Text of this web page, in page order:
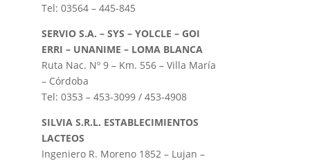
Tel: 03564 – 445-845
SERVIO S.A. – SYS – YOLCLE – GOI
ERRI – UNANIME – LOMA BLANCA
Ruta Nac. Nº 9 – Km. 556 – Villa María
– Córdoba
Tel: 0353 – 453-3099 / 453-4908
SILVIA S.R.L. ESTABLECIMIENTOS
LACTEOS
Ingeniero R. Moreno 1852 – Lujan –